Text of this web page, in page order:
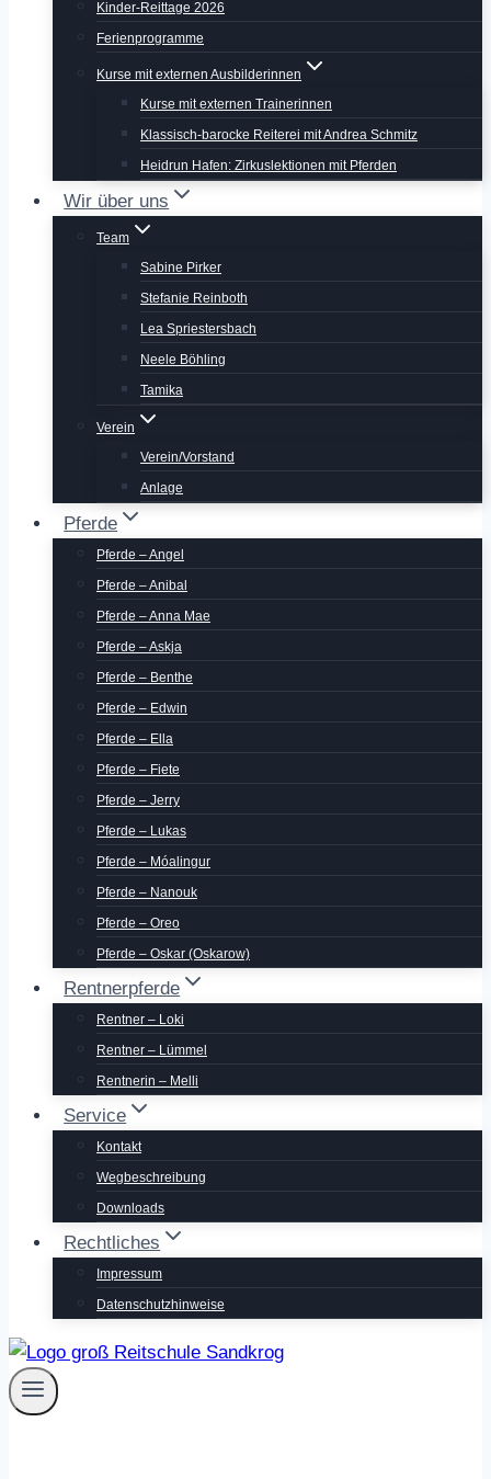
Kinder-Reittage 2026
Ferienprogramme
Kurse mit externen Ausbilderinnen
Kurse mit externen Trainerinnen
Klassisch-barocke Reiterei mit Andrea Schmitz
Heidrun Hafen: Zirkuslektionen mit Pferden
Wir über uns
Team
Sabine Pirker
Stefanie Reinboth
Lea Spriestersbach
Neele Böhling
Tamika
Verein
Verein/Vorstand
Anlage
Pferde
Pferde – Angel
Pferde – Anibal
Pferde – Anna Mae
Pferde – Askja
Pferde – Benthe
Pferde – Edwin
Pferde – Ella
Pferde – Fiete
Pferde – Jerry
Pferde – Lukas
Pferde – Móalingur
Pferde – Nanouk
Pferde – Oreo
Pferde – Oskar (Oskarow)
Rentnerpferde
Rentner – Loki
Rentner – Lümmel
Rentnerin – Melli
Service
Kontakt
Wegbeschreibung
Downloads
Rechtliches
Impressum
Datenschutzhinweise